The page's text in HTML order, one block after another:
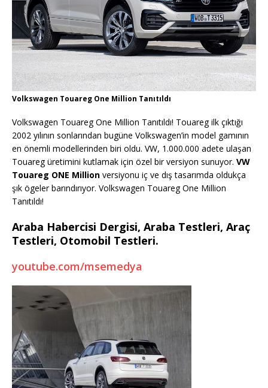
Volkswagen Touareg One Million Tanıtıldı
Volkswagen Touareg One Million Tanıtıldı! Touareg ilk çıktığı
2002 yılının sonlarından bugüne Volkswagen’in model gamının
en önemli modellerinden biri oldu. VW, 1.000.000 adete ulaşan
Touareg üretimini kutlamak için özel bir versiyon sunuyor. VW
Touareg ONE Million versiyonu iç ve dış tasarımda oldukça
şık ögeler barındırıyor. Volkswagen Touareg One Million
Tanıtıldı!
Araba Habercisi Dergisi, Araba Testleri, Araç
Testleri, Otomobil Testleri.
youtube.com/msemedya